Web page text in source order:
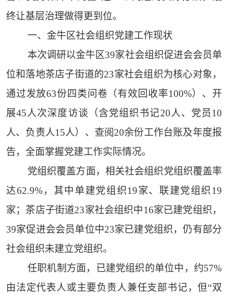
终让基层治理做得更到位。
一、金牛区社会组织党建工作现状
本次调研以金牛区39家社会组织促进会会员单
位和落地茶店子街道的23家社会组织为核心对象，
通过发放63份四类问卷（有效回收率100%）、开
展45人次深度访谈（含党组织书记20人、党员10
人、负责人15人）、查阅20余份工作台账及年度报
告，全面掌握党建工作实际情况。
党组织覆盖方面，相关社会组织党组织覆盖率
达62.9%，其中单建党组织19家、联建党组织19
家；茶店子街道23家社会组织中16家已建党组织，
39家促进会会员单位中23家已建党组织，仍有部分
社会组织未建立党组织。
任职机制方面，已建党组织的单位中，约57%
由法定代表人或主要负责人兼任支部书记，但“双